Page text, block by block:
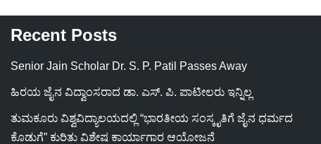
Recent Posts
Senior Jain Scholar Dr. S. P. Patil Passes Away
ಹಿರಯ ಜೈನ ವಿದ್ವಾಂಸರಾದ ಡಾ. ಎಸ್. ಪಿ. ಪಾಟೀಲರು ಇನ್ನಿಲ್ಲ
ತುಮಕೂರು ವಿಶ್ವವಿದ್ಯಾಲಯದಲ್ಲಿ “ಭಾರತೀಯ ಸಂಸ್ಕೃತಿಗೆ ಜೈನ ಧರ್ಮದ
ಕೊಡುಗೆ” ಕುರಿತು ವಿಶೇಷ ಕಾರ್ಯಾಗಾರ ಆಯೋಜನೆ